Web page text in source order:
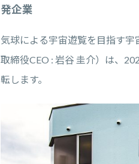
発企業
気球による宇宙遊覧を目指す
取締役CEO : 岩谷 圭介）は、
転します。